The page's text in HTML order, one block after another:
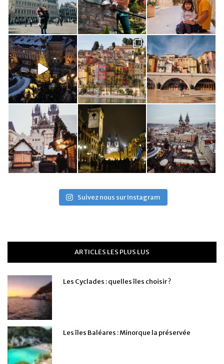
Suivez nous sur Instagram
ARTICLES LES PLUS LUS
Les Cyclades : quelles îles choisir ?
Les îles Baléares : Minorque la préservée